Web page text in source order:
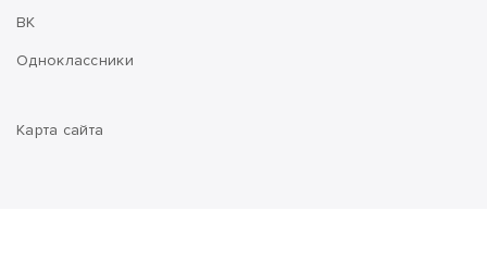
ВК
Одноклассники
Карта сайта